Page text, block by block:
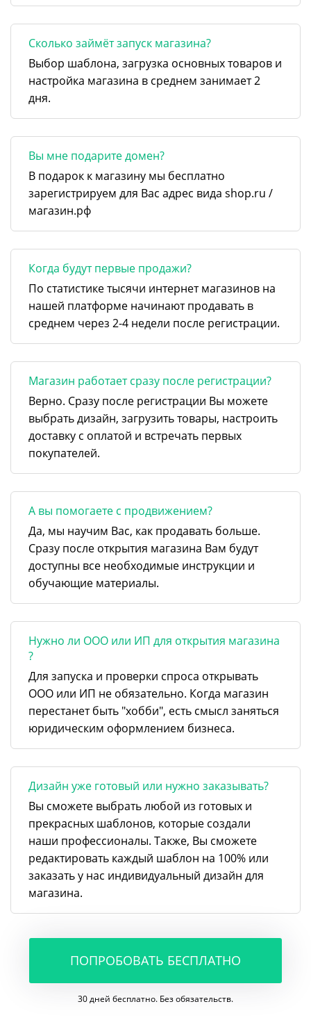
Сколько займёт запуск магазина?
Выбор шаблона, загрузка основных товаров и
настройка магазина в среднем занимает 2
дня.
Вы мне подарите домен?
В подарок к магазину мы бесплатно
зарегистрируем для Вас адрес вида shop.ru /
магазин.рф
Когда будут первые продажи?
По статистике тысячи интернет магазинов на
нашей платформе начинают продавать в
среднем через 2-4 недели после регистрации.
Магазин работает сразу после регистрации?
Верно. Сразу после регистрации Вы можете
выбрать дизайн, загрузить товары, настроить
доставку с оплатой и встречать первых
покупателей.
А вы помогаете с продвижением?
Да, мы научим Вас, как продавать больше.
Сразу после открытия магазина Вам будут
доступны все необходимые инструкции и
обучающие материалы.
Нужно ли ООО или ИП для открытия магазина
?
Для запуска и проверки спроса открывать
ООО или ИП не обязательно. Когда магазин
перестанет быть "хобби", есть смысл заняться
юридическим оформлением бизнеса.
Дизайн уже готовый или нужно заказывать?
Вы сможете выбрать любой из готовых и
прекрасных шаблонов, которые создали
наши профессионалы. Также, Вы сможете
редактировать каждый шаблон на 100% или
заказать у нас индивидуальный дизайн для
магазина.
ПОПРОБОВАТЬ БЕСПЛАТНО
30 дней бесплатно. Без обязательств.